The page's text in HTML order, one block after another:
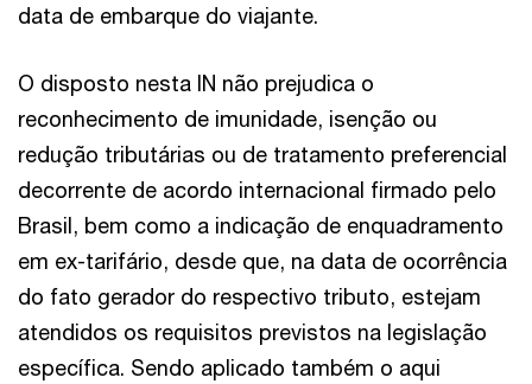
data de embarque do viajante.
O disposto nesta IN não prejudica o
reconhecimento de imunidade, isenção ou
redução tributárias ou de tratamento preferencial
decorrente de acordo internacional firmado pelo
Brasil, bem como a indicação de enquadramento
em ex-tarifário, desde que, na data de ocorrência
do fato gerador do respectivo tributo, estejam
atendidos os requisitos previstos na legislação
específica. Sendo aplicado também o aqui